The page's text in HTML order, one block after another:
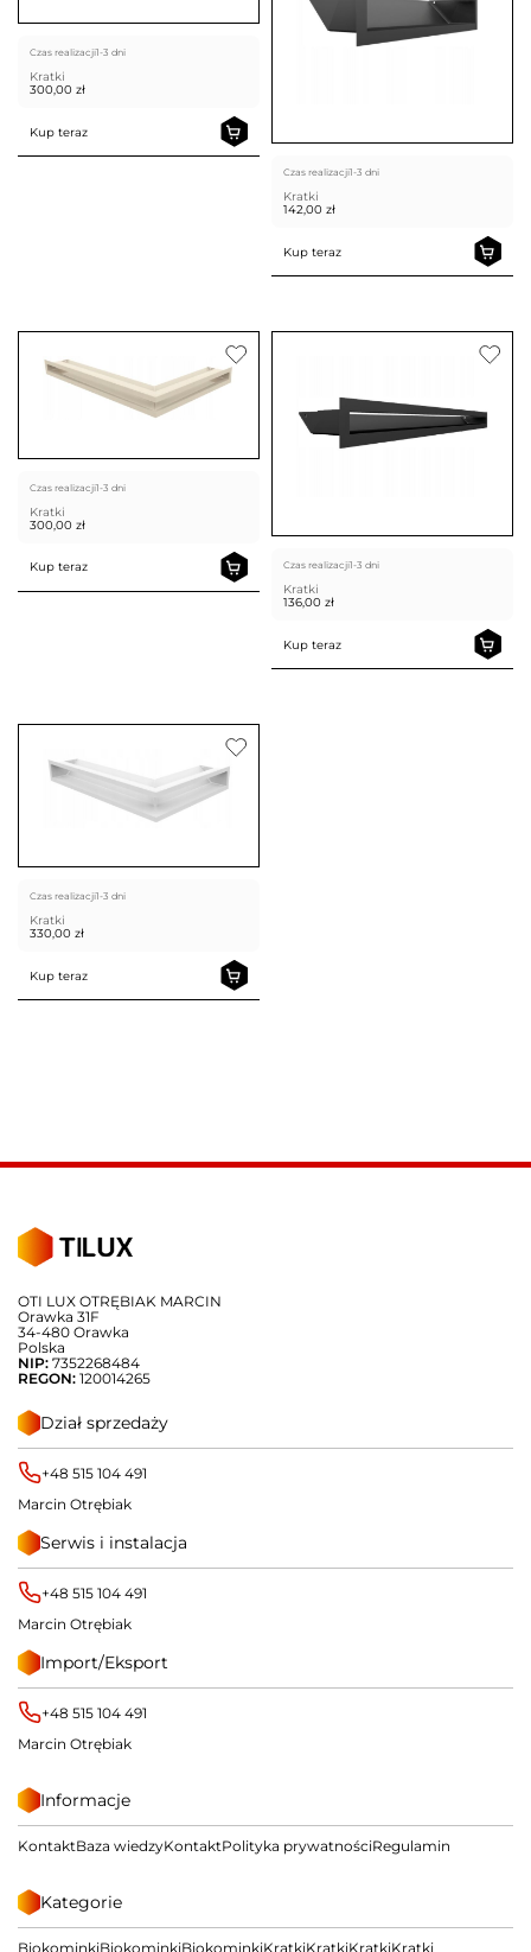
Czas realizacji1-3 dni
Kratki
300,00 zł
Kup teraz
Czas realizacji1-3 dni
Kratki
142,00 zł
Kup teraz
Czas realizacji1-3 dni
Kratki
300,00 zł
Kup teraz Czas realizacji1-3 dni
Kratki
136,00 zł
Kup teraz
Czas realizacji1-3 dni
Kratki
330,00 zł
Kup teraz
OTI LUX OTRĘBIAK MARCIN
Orawka 31F
34-480 Orawka
Polska
NIP: 7352268484
REGON: 120014265
Dział sprzedaży
+48 515 104 491
Marcin Otrębiak
Serwis i instalacja
+48 515 104 491
Marcin Otrębiak
Import/Eksport
+48 515 104 491
Marcin Otrębiak
Informacje
KontaktBaza wiedzyKontaktPolityka prywatnościRegulamin
Kategorie
BiokominkiBiokominkiBiokominkiKratkiKratkiKratkiKratki